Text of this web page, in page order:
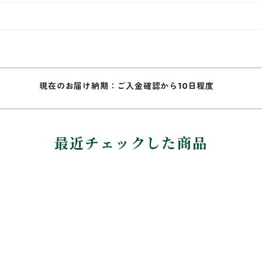
現在のお届け納期：ご入金確認から10日程度
最近チェックした商品